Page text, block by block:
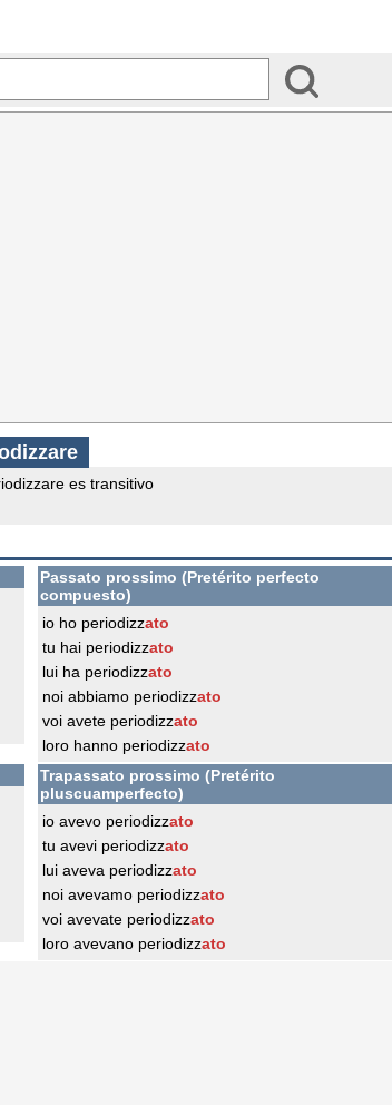
es transitivo
Passato prossimo (Pretérito perfecto
compuesto)
io ho periodizzato
tu hai periodizzato
lui ha periodizzato
noi abbiamo periodizzato
voi avete periodizzato
loro hanno periodizzato
Trapassato prossimo (Pretérito
pluscuamperfecto)
io avevo periodizzato
tu avevi periodizzato
lui aveva periodizzato
noi avevamo periodizzato
voi avevate periodizzato
loro avevano periodizzato